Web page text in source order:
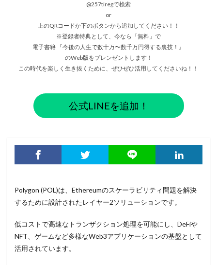
@257tiregで検索
or
上のQRコードか下のボタンから追加してください！！
※登録者特典として、今なら「無料」で
電子書籍 『今後の人生で数十万〜数千万円得する裏技！』
のWeb版をプレンゼントします！
この時代を楽しく生き抜くために、ぜひぜひ活用してくださいね！！
公式LINEを追加！
Polygon (POL)は、Ethereumのスケーラビリティ問題を解決
するために設計されたレイヤー2ソリューションです。
低コストで高速なトランザクション処理を可能にし、DeFiや
NFT、ゲームなど多様なWeb3アプリケーションの基盤として
活用されています。